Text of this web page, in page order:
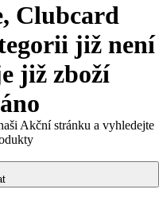
Clubcard
již není
již zboží
Akční stránku a vyhledejte